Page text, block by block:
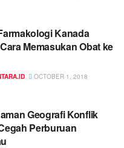
Kanada
Memasukan Obat ke
OCTOBER 1, 2018
Geografi Konflik
Perburuan